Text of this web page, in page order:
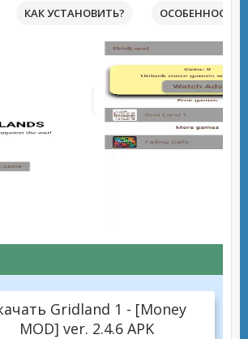
КАК УСТАНОВИТЬ? ОСОБЕННОСТИ
Gridland 1 - [Money
MOD] ver. 2.4.6 APK